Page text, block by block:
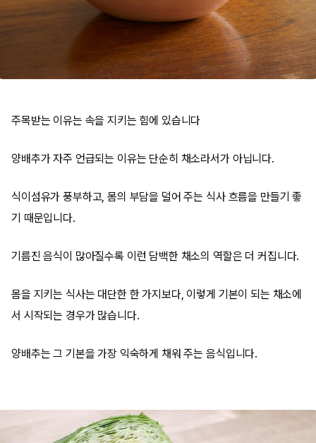
주목받는 이유는 속을 지키는 힘에 있습니다
양배추가 자주 언급되는 이유는 단순히 채소라서가 아닙니다.
식이섬유가 풍부하고, 몸의 부담을 덜어 주는 식사 흐름을 만들기 좋
기 때문입니다.
기름진 음식이 많아질수록 이런 담백한 채소의 역할은 더 커집니다.
몸을 지키는 식사는 대단한 한 가지보다, 이렇게 기본이 되는 채소에
서 시작되는 경우가 많습니다.
양배추는 그 기본을 가장 익숙하게 채워 주는 음식입니다.